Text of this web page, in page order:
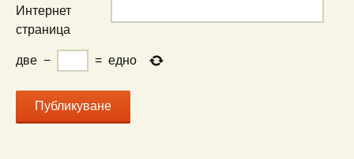
Интернет
страница
две − = едно